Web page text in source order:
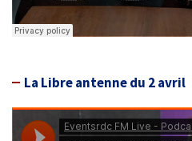
La Libre antenne du 2 avril